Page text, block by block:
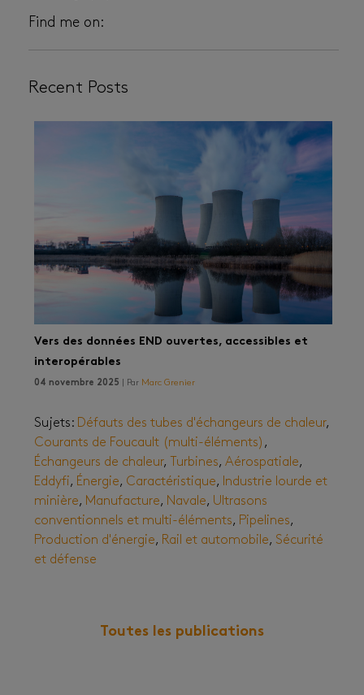
Find me on:
Recent Posts
Vers des données END ouvertes, accessibles et
interopérables
04 novembre 2025 | Par Marc Grenier
Sujets: Défauts des tubes d'échangeurs de chaleur,
Courants de Foucault (multi-éléments) ,
Échangeurs de chaleur, Turbines,Aérospatiale,
Eddyfi, Énergie, Caractéristique, Industrie lourde et
minière, Manufacture, Navale, Ultrasons
conventionnels et multi-éléments, Pipelines,
Production d'énergie, Rail et automobile, Sécurité
et défense
Toutes les publications